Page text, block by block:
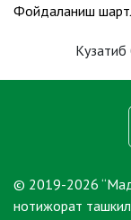
Фойдаланиш
Кузатиб
© 2019-2026
нотижорат